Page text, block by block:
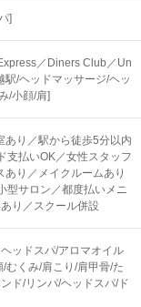
]
／Diners Club／Un
/ヘッドマッサージ/ヘッ
/小顔/肩]
あり／駅から徒歩5分以内
支払いOK／女性スタッフ
り／メイクルームあり
型サロン／都度払いメニ
り／スクール併設
ッドスパ/アロマオイル
むくみ/肩こり/肩甲骨/た
ド/リンパ/ヘッドスパ/ド